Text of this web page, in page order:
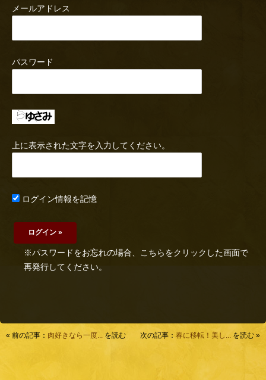
メールアドレス
パスワード
上に表示された文字を入力してください。
ログイン情報を記憶
※パスワードをお忘れの場合、こちらをクリックした画面で
再発行してください。
« 前の記事： 肉好きなら一度... を読む 次の記事： 春に移転！美し... を読む »